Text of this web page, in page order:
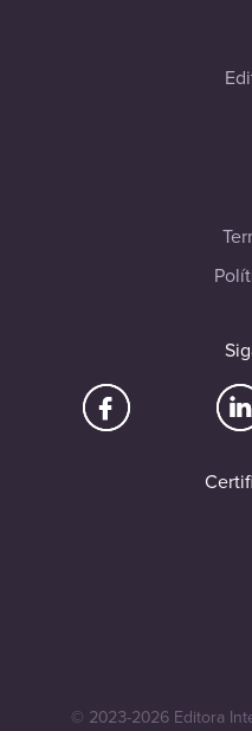
© 2023-2026 Editora